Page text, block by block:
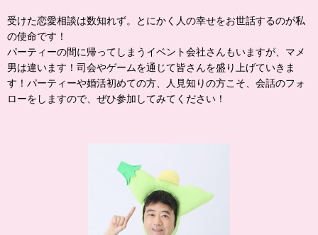
受けた恋愛相談は数知れず。とにかく人の幸せをお世話するのが私
の使命です！
パーティーの間に帰ってしまうイベント会社さんもいますが、マメ
男は違います！司会やゲームを通じて皆さんを盛り上げていきま
す！パーティーや婚活初めての方、人見知りの方こそ、会話のフォ
ローをしますので、ぜひ参加してみてください！